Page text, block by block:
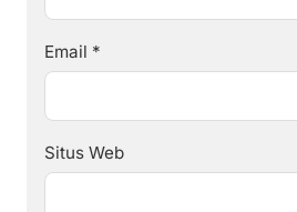
Email *
Situs Web